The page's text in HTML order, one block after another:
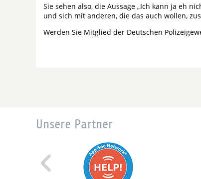
Sie sehen also, die Aussage „Ich kann ja eh
und sich mit anderen, die das auch wollen,
Werden Sie Mitglied der Deutschen
Unsere Partner